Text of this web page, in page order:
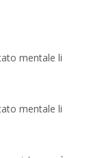
mentale li
mentale li